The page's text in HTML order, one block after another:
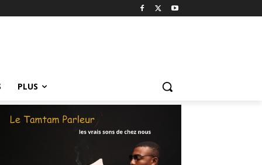
PLUS